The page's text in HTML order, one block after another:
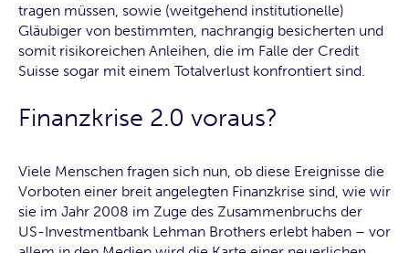
tragen müssen, sowie (weitgehend institutionelle)
Gläubiger von bestimmten, nachrangig besicherten und
somit risikoreichen Anleihen, die im Falle der Credit
Suisse sogar mit einem Totalverlust konfrontiert sind.
Finanzkrise 2.0 voraus?
Viele Menschen fragen sich nun, ob diese Ereignisse die
Vorboten einer breit angelegten Finanzkrise sind, wie wir
sie im Jahr 2008 im Zuge des Zusammenbruchs der
US-Investmentbank Lehman Brothers erlebt haben – vor